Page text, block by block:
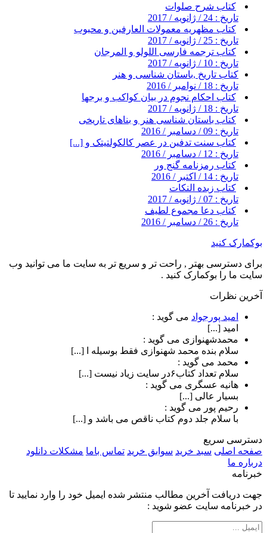
کتاب شرح صلوات
تاریخ : 24 / ژانویه / 2017
کتاب مظهریه معمولات العارفین و محبوب
تاریخ : 25 / ژانویه / 2017
کتاب ترجمه فارسی اللولو و المرجان
تاریخ : 10 / ژانویه / 2017
کتاب تاریخ ,باستان شناسی و هنر
تاریخ : 18 / نوامبر / 2016
کتاب احکام نجوم در بیان کواکب و برجها
تاریخ : 18 / ژانویه / 2017
کتاب باستان شناسی هنر و بناهای تاریخی
تاریخ : 09 / دسامبر / 2016
کتاب سنت تدفین در عصر کالکولتیتک و [...]
تاریخ : 12 / دسامبر / 2016
کتاب رمزنامه گنج ور
تاریخ : 14 / اکتبر / 2016
کتاب زبده النکات
تاریخ : 07 / ژانویه / 2017
کتاب دعا مجموع لطیف
تاریخ : 26 / دسامبر / 2016
بوکمارک کنید
برای دسترسی بهتر , راحت تر و سریع تر به سایت ما می توانید وب
سایت ما را بوکمارک کنید .
آخرین نظرات
امید پورجواد می گوید :
امید [...]
محمدشهنوازی می گوید :
سلام بنده محمد شهنوازی فقط بوسیله ا [...]
محمد می گوید :
سلام تعداد کتاب۶در سایت زیاد نیست [...]
هانیه عسگری می گوید :
بسیار عالی [...]
رحیم پور می گوید :
با سلام جلد دوم کتاب ناقص می باشد و [...]
دسترسی سریع
صفحه اصلی سبد خرید سوابق خرید تماس باما مشکلات دانلود
درباره ما
خبرنامه
جهت دریافت آخرین مطالب منتشر شده ایمیل خود را وارد نمایید تا
در خبرنامه سایت عضو شوید :